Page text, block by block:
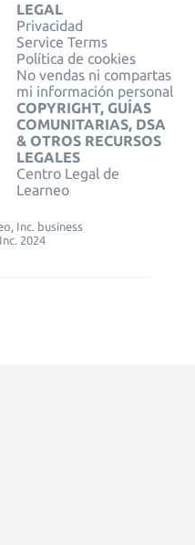
LEGAL
Privacidad
Service Terms
Política de cookies
No vendas ni compartas
mi información personal
COPYRIGHT, GUÍAS
COMUNITARIAS, DSA
& OTROS RECURSOS
LEGALES
Centro Legal de
Learneo
Inc. business
2024